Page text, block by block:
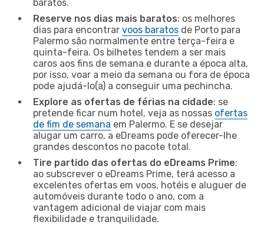
baratos.
Reserve nos dias mais baratos: os melhores
dias para encontrar voos baratos de Porto para
Palermo são normalmente entre terça-feira e
quinta-feira. Os bilhetes tendem a ser mais
caros aos fins de semana e durante a época alta,
por isso, voar a meio da semana ou fora de época
pode ajudá-lo(a) a conseguir uma pechincha.
Explore as ofertas de férias na cidade: se
pretende ficar num hotel, veja as nossas ofertas
de fim de semana em Palermo. E se desejar
alugar um carro, a eDreams pode oferecer-lhe
grandes descontos no pacote total.
Tire partido das ofertas do eDreams Prime:
ao subscrever o eDreams Prime, terá acesso a
excelentes ofertas em voos, hotéis e aluguer de
automóveis durante todo o ano, com a
vantagem adicional de viajar com mais
flexibilidade e tranquilidade.